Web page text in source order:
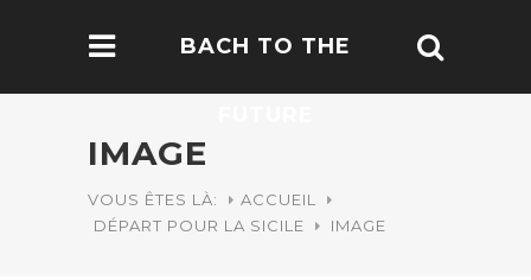
BACH TO THE
IMAGE
VOUS ÊTES LÀ:
ACCUEIL
DÉPART POUR LA SICILE
IMAGE